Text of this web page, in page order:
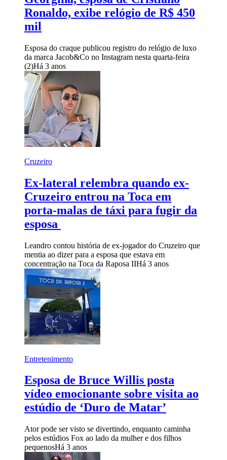
Ronaldo, exibe relógio de R$ 450
mil
Esposa do craque publicou registro do relógio de luxo
da marca Jacob&Co no Instagram nesta quarta-feira
(2)Há 3 anos
Cruzeiro
Ex-lateral relembra quando ex-
Cruzeiro entrou na Toca em
porta-malas de táxi para fugir da
esposa
Leandro contou história de ex-jogador do Cruzeiro que
mentia ao dizer para a esposa que estava em
concentração na Toca da Raposa IIHá 3 anos
Entretenimento
Esposa de Bruce Willis posta
vídeo emocionante sobre visita ao
estúdio de ‘Duro de Matar’
Ator pode ser visto se divertindo, enquanto caminha
pelos estúdios Fox ao lado da mulher e dos filhos
pequenosHá 3 anos